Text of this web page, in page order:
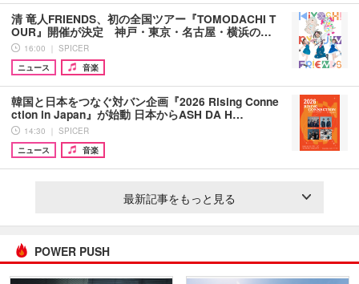
清 竜人FRIENDS、初の全国ツアー『TOMODACHI T
OUR』開催が決定 神戸・東京・名古屋・横浜の…
16:00 ｜ SPICER
ニュース
音楽
韓国と日本をつなぐ対バン企画『2026 Rising Conne
ction in Japan』が始動 日本からASH DA H…
14:30 ｜ SPICER
ニュース
音楽
最新記事をもっと見る
POWER PUSH